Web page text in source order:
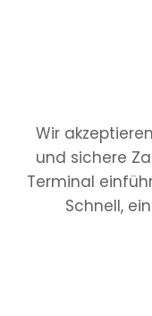
Wir
und sichere
Terminal
Schnell,